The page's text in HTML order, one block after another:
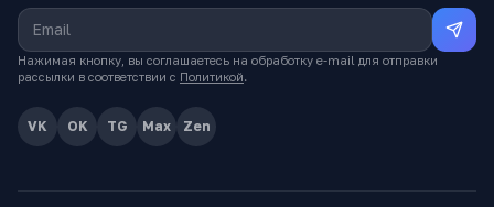
Нажимая кнопку, вы соглашаетесь на обработку e-mail для отправки
рассылки в соответствии с Политикой.
VK OK TG Max Zen